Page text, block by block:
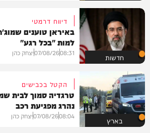
חדשות
דיווח דרמטי
באיראן טוענים
למות "בכל רגע"
08:31
07/08/26יצחק כהן
בארץ
הקטל בכבישים
טרגדיה סמוך לבית
נהרג מפגיעת רכב
08:04
07/08/26יצחק כהן